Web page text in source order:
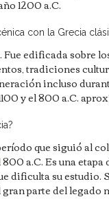
1200 a.C.
con la Grecia
edificada sobre
tradiciones
incluso
y el 800 a.C.
que siguió al
a.C. Es una etapa
dificulta su estudio.
parte del legado